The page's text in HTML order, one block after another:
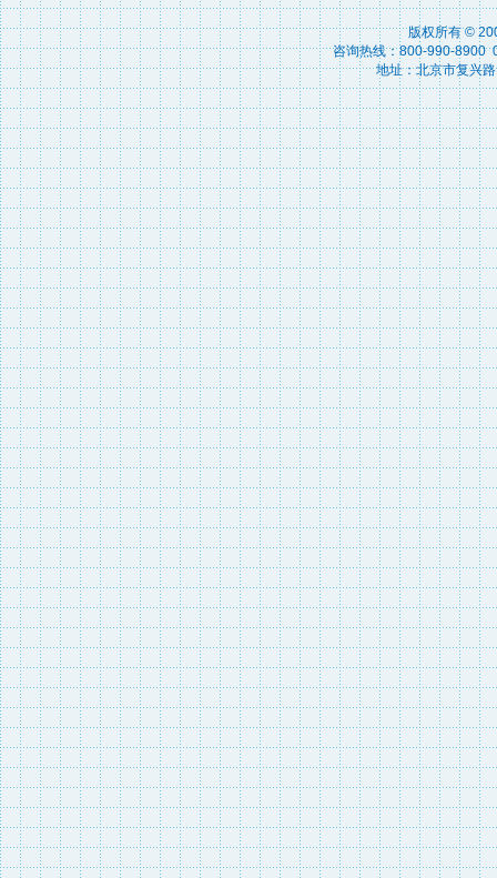
版权所有 ©
咨询热线：800-990-8900
地址：北京市复兴